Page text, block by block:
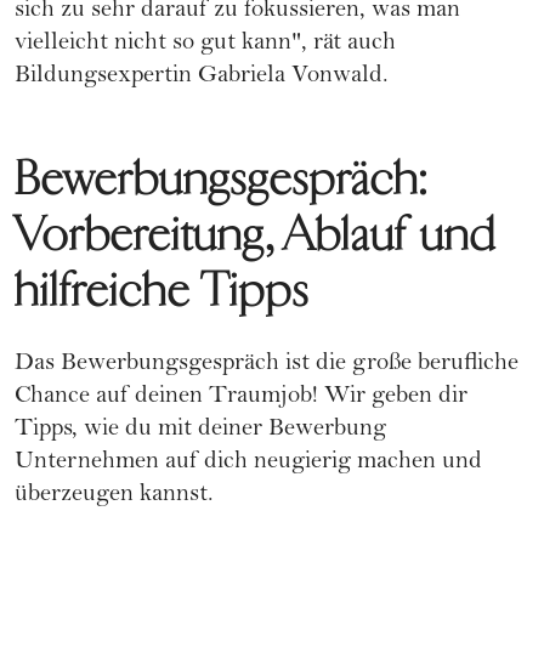
sich zu sehr darauf zu fokussieren, was man
vielleicht nicht so gut kann", rät auch
Bildungsexpertin Gabriela Vonwald.
Bewerbungsgespräch:
Vorbereitung, Ablauf und
hilfreiche Tipps
Das Bewerbungsgespräch ist die große berufliche
Chance auf deinen Traumjob! Wir geben dir
Tipps, wie du mit deiner Bewerbung
Unternehmen auf dich neugierig machen und
überzeugen kannst.